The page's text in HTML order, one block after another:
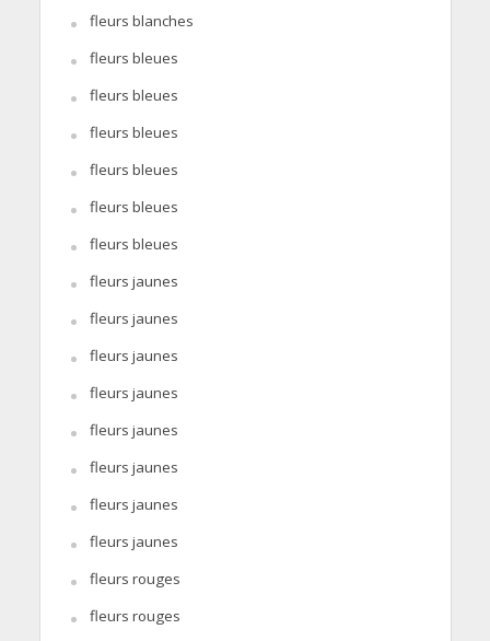
fleurs blanches
fleurs bleues
fleurs bleues
fleurs bleues
fleurs bleues
fleurs bleues
fleurs bleues
fleurs jaunes
fleurs jaunes
fleurs jaunes
fleurs jaunes
fleurs jaunes
fleurs jaunes
fleurs jaunes
fleurs jaunes
fleurs rouges
fleurs rouges